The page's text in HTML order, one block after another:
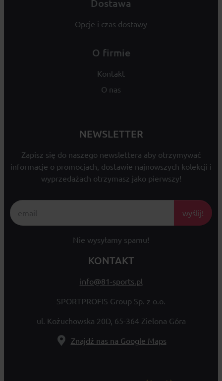
Dostawa
Opcje i czas dostawy
O firmie
Kontakt
O nas
NEWSLETTER
Zapisz się do naszego newslettera aby otrzymywać
informacje o promocjach, dostawie najnowszych kolekcji i
wyprzedażach otrzymasz jako pierwszy!
wyślij!
Nie wysyłamy spamu!
KONTAKT
info@81-sports.pl
SPORTPROFIS Group Sp. z o.o.
ul. Kożuchowska 20D, 65-364 Zielona Góra
Znajdź nas na Google Maps